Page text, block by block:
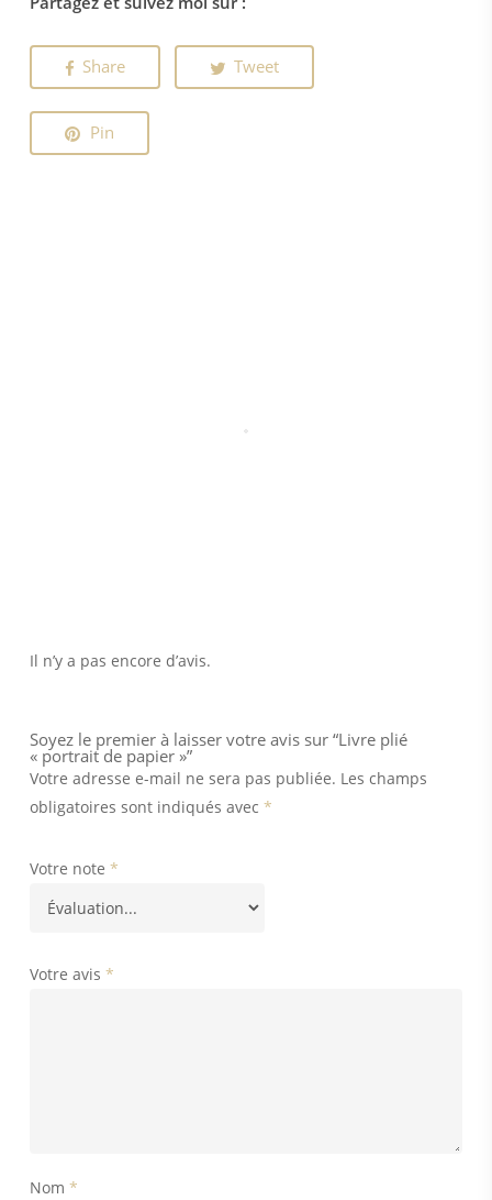
Share Tweet
Pin
Il n’y a pas encore d’avis.
Soyez le premier à laisser votre avis sur “Livre plié
« portrait de papier »”
Votre adresse e-mail ne sera pas publiée. Les champs
obligatoires sont indiqués avec *
Votre note *
Votre avis *
Nom *